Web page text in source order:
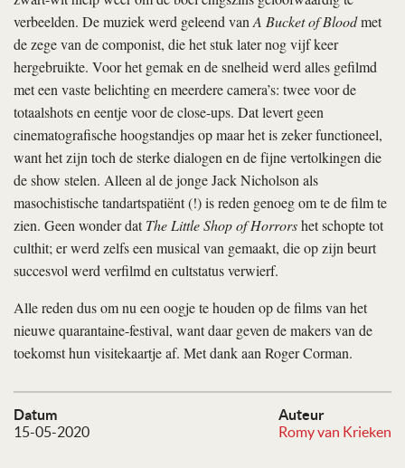
Datum
15-05-2020
Auteur
Romy van Krieken
verbeelden. De muziek werd geleend van A Bucket of Bloodmet
de zege van de componist, die het stuk later nog vijf keer
hergebruikte. Voor het gemak en de snelheid werd alles gefilmd
met een vaste belichting en meerdere camera’s: twee voor de
totaalshots en eentje voor de close-ups. Dat levert geen
cinematografische hoogstandjes op maar het is zeker functioneel,
want het zijn toch de sterke dialogen en de fijne vertolkingen die
de show stelen. Alleen al de jonge Jack Nicholson als
masochistische tandartspatiënt (!) is reden genoeg om te de film te
zien. Geen wonder datThe Little Shop of Horrorshet schopte tot
culthit; er werd zelfs een musical van gemaakt, die op zijn beurt
succesvol werd verfilmd en cultstatus verwierf.
Alle reden dus om nu een oogje te houden op de films van het
nieuwe quarantaine-festival, want daar geven de makers van de
toekomst hun visitekaartje af. Met dank aan Roger Corman.